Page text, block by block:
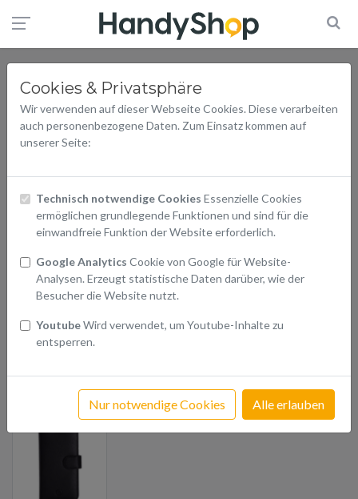
Cookies & Privatsphäre
Wir verwenden auf dieser Webseite Cookies. Diese verarbeiten
auch personenbezogene Daten. Zum Einsatz kommen auf
unserer Seite:
Technisch notwendige Cookies Essenzielle Cookies
ermöglichen grundlegende Funktionen und sind für die
einwandfreie Funktion der Website erforderlich.
Google Analytics Cookie von Google für Website-
Analysen. Erzeugt statistische Daten darüber, wie der
Besucher die Website nutzt.
YoutubeWird verwendet, um Youtube-Inhalte zu
entsperren.
Nur notwendige Cookies Alle erlauben